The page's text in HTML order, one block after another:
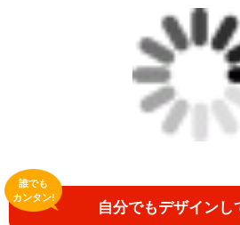
自分でもデザインし
誰でも
カンタン!